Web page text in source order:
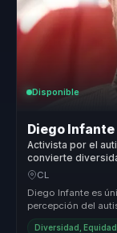
Disponible
Diego Infante
Activista por el
convierte
empresas.
CL
Diego Infante es
percepción del
charlas, ofrece ...
Diversidad,